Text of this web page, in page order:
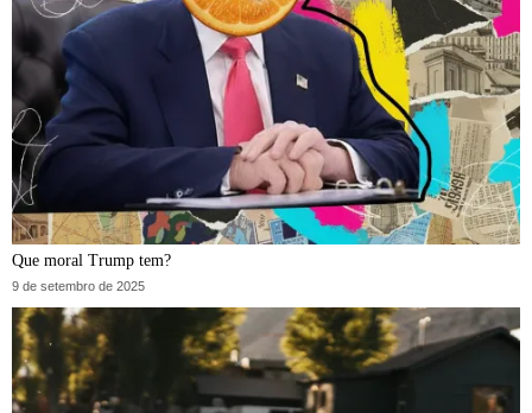
Que moral Trump tem?
9 de setembro de 2025